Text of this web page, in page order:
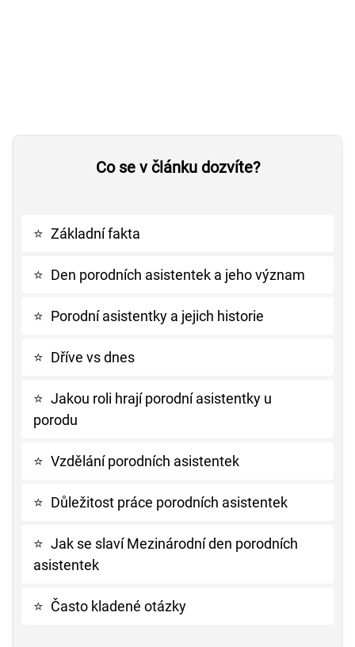
Co se v článku dozvíte?
⭐ Základní fakta
⭐ Den porodních asistentek a jeho význam
⭐ Porodní asistentky a jejich historie
⭐ Dříve vs dnes
⭐ Jakou roli hrají porodní asistentky u
porodu
⭐ Vzdělání porodních asistentek
⭐ Důležitost práce porodních asistentek
⭐ Jak se slaví Mezinárodní den porodních
asistentek
⭐ Často kladené otázky